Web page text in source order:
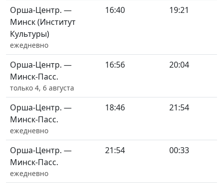
Орша-Центр. —
Минск (Институт
Культуры)
ежедневно
16:40 19:21
Орша-Центр. —
Минск-Пасс.
только 4, 6 августа
16:56 20:04
Орша-Центр. —
Минск-Пасс.
ежедневно
18:46 21:54
Орша-Центр. —
Минск-Пасс.
ежедневно
21:54 00:33